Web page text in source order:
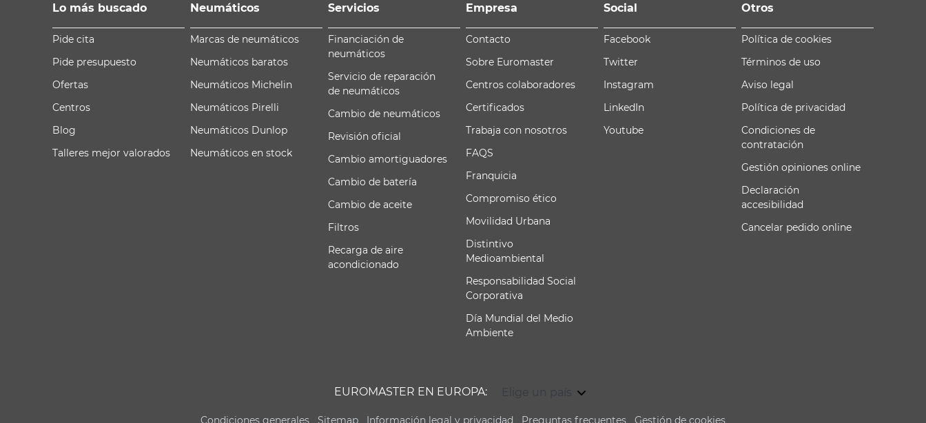
Lo más buscado
Pide cita
Pide presupuesto
Ofertas
Centros
Blog
Talleres mejor valorados
Neumáticos
Marcas de neumáticos
Neumáticos baratos
Neumáticos Michelin
Neumáticos Pirelli
Neumáticos Dunlop
Neumáticos en stock
Servicios
Financiación de
neumáticos
Servicio de reparación
de neumáticos
Cambio de neumáticos
Revisión oficial
Cambio amortiguadores
Cambio de batería
Cambio de aceite
Filtros
Recarga de aire
acondicionado
Empresa
Contacto
Sobre Euromaster
Centros colaboradores
Certificados
Trabaja con nosotros
FAQS
Franquicia
Compromiso ético
Movilidad Urbana
Distintivo
Medioambiental
Responsabilidad Social
Corporativa
Día Mundial del Medio
Ambiente
Social
Facebook
Twitter
Instagram
LinkedIn
Youtube
Otros
Política de cookies
Términos de uso
Aviso legal
Política de privacidad
Condiciones de
contratación
Gestión opiniones online
Declaración
accesibilidad
Cancelar pedido online
EUROMASTER EN EUROPA: Elige un país
Condiciones generales Sitemap Información legal y privacidad Preguntas frecuentes Gestión de cookies